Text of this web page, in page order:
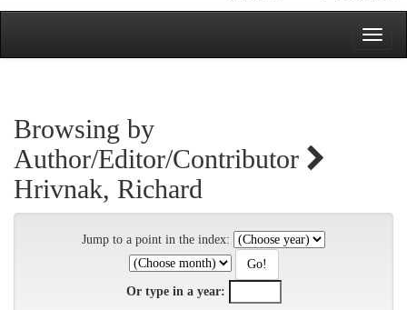
Browsing by
Author/Editor/Contributor
Hrivnak, Richard
Jump to a point in the index:
Or type in a year: